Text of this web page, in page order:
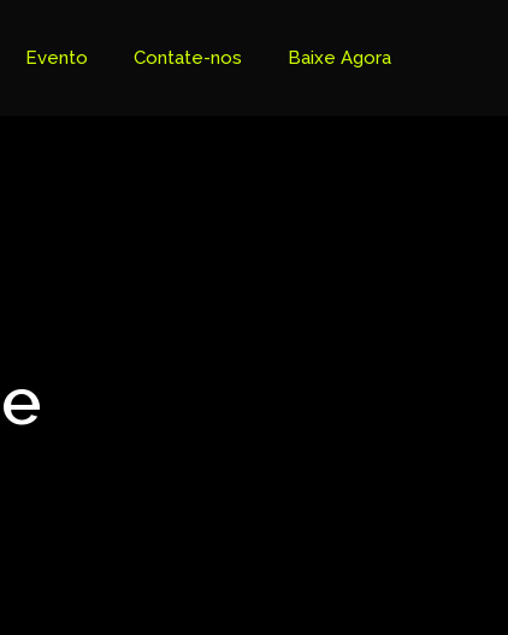
Evento Contate-nos Baixe Agora